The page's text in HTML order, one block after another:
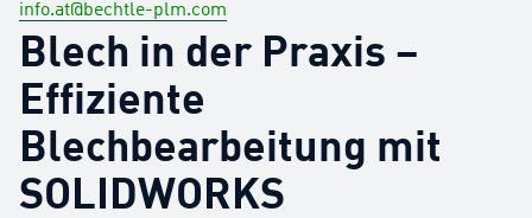
info.at@bechtle-plm.com
Blech in der Praxis –
Effiziente
Blechbearbeitung mit
SOLIDWORKS